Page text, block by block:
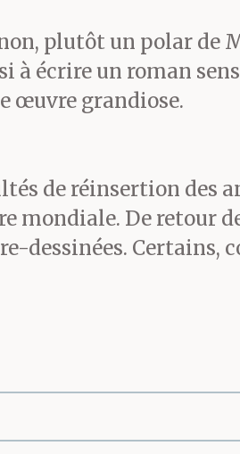
plutôt un polar de
à écrire un roman
œuvre grandiose.
de réinsertion des
mondiale. De retour
dessinées. Certains,